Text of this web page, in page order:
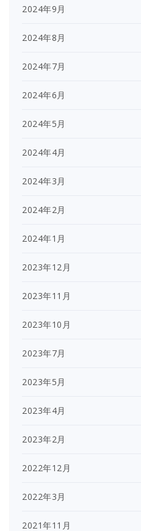
2024年9月
2024年8月
2024年7月
2024年6月
2024年5月
2024年4月
2024年3月
2024年2月
2024年1月
2023年12月
2023年11月
2023年10月
2023年7月
2023年5月
2023年4月
2023年2月
2022年12月
2022年3月
2021年11月